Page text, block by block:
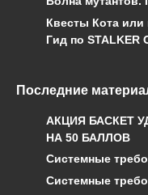
Квесты Кота или
Гид по STALKER
Последние
АКЦИЯ БАСКЕТ
НА 50 БАЛЛОВ
Системные
Системные